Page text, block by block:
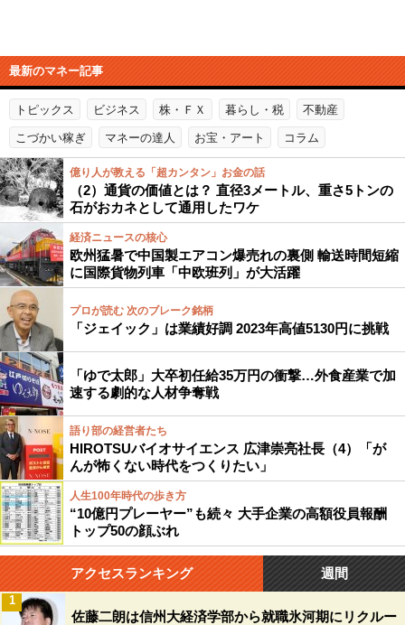
最新のマネー記事
トピックス ビジネス 株・ＦＸ 暮らし・税 不動産
こづかい稼ぎ マネーの達人 お宝・アート コラム
億り人が教える「超カンタン」お金の話
（2）通貨の価値とは？ 直径3メートル、重さ5トンの
石がおカネとして通用したワケ
経済ニュースの核心
欧州猛暑で中国製エアコン爆売れの裏側 輸送時間短縮
に国際貨物列車「中欧班列」が大活躍
プロが読む 次のブレーク銘柄
「ジェイック」は業績好調 2023年高値5130円に挑戦
「ゆで太郎」大卒初任給35万円の衝撃…外食産業で加
速する劇的な人材争奪戦
語り部の経営者たち
HIROTSUバイオサイエンス 広津崇亮社長（4）「が
んが怖くない時代をつくりたい」
人生100年時代の歩き方
“10億円プレーヤー”も続々 大手企業の高額役員報酬
トップ50の顔ぶれ
アクセスランキング 週間
佐藤二朗は信州大経済学部から就職氷河期にリクルー
1